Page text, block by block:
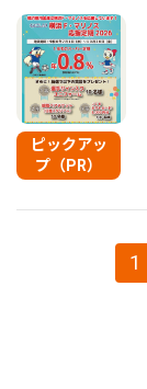
ピックアッ
プ（PR）
1